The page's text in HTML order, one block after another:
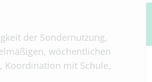
der Sondernutzung,
wöchentlichen
Koordination mit Schule,